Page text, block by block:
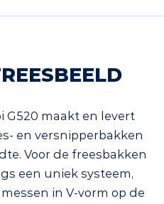
G520 maakt en levert
en versnipperbakken
Voor de freesbakken
een uniek systeem,
in V-vorm op de